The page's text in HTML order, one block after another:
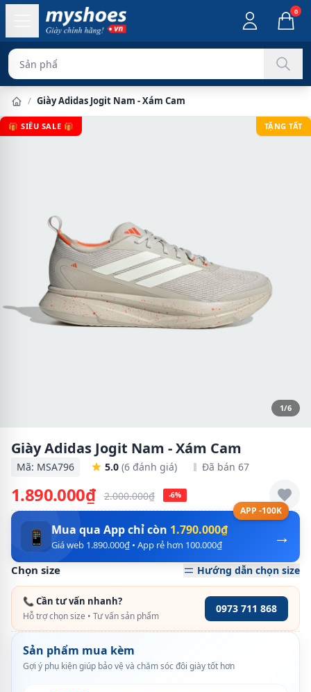
0
Sản phẩm chính hã
/ Giày Adidas Jogit Nam - Xám Cam
🎁 SIÊU SALE 🎁 TẶNG TẤT
1/6
Giày Adidas Jogit Nam - Xám Cam
Mã: MSA796 5.0 (6 đánh giá) Đã bán 67
1.890.000₫ 2.000.000₫ -6%
APP -100K
→
📱 Mua qua App chỉ còn 1.790.000₫
Giá web 1.890.000₫ • App rẻ hơn 100.000₫
Chọn size Hướng dẫn chọn size
📞 Cần tư vấn nhanh?
Hỗ trợ chọn size • Tư vấn sản phẩm
0973 711 868
Sản phẩm mua kèm
Gợi ý phụ kiện giúp bảo vệ và chăm sóc đôi giày tốt hơn